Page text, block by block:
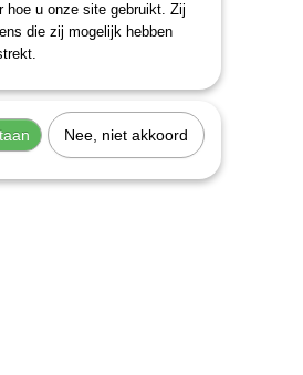
hoe u onze site gebruikt. Zij
die zij mogelijk hebben
Nee, niet akkoord